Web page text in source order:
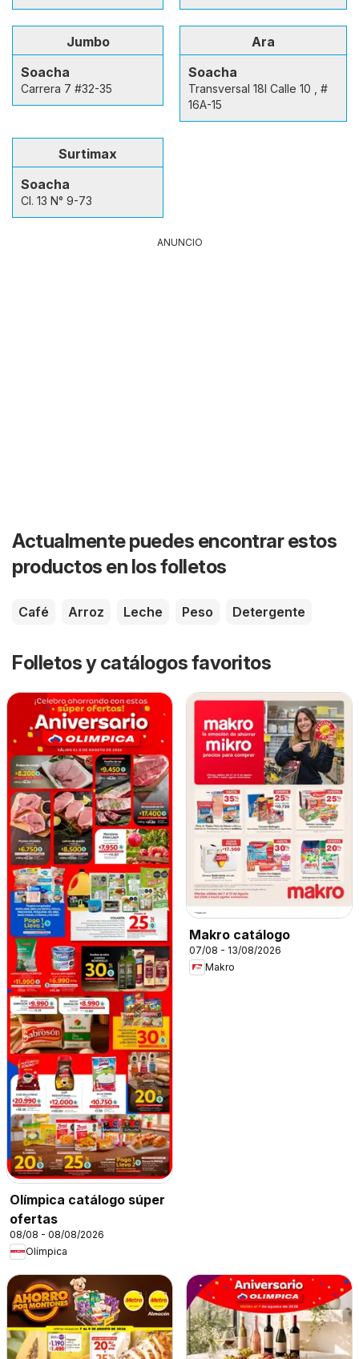
Jumbo
Soacha
Carrera 7 #32-35
Ara
Soacha
Transversal 18I Calle 10 , #
16A-15
Surtimax
Soacha
Cl. 13 N° 9-73
ANUNCIO
Actualmente puedes encontrar estos
productos en los folletos
Café Arroz Leche Peso Detergente
Folletos y catálogos favoritos
Olímpica catálogo súper
ofertas
08/08 - 08/08/2026
Olímpica
Makro catálogo
07/08 - 13/08/2026
Makro